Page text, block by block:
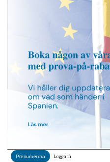
Prenumerera Logga in